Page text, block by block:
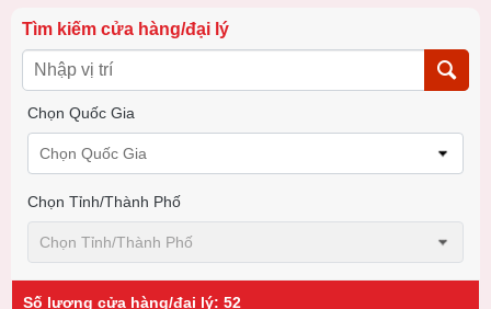
Tìm kiếm cửa hàng/đại lý
Chọn Quốc Gia
Chọn Quốc Gia
Chọn Tỉnh/thành Phố
Chọn Tỉnh/thành Phố
Số lượng cửa hàng/đại lý: 52